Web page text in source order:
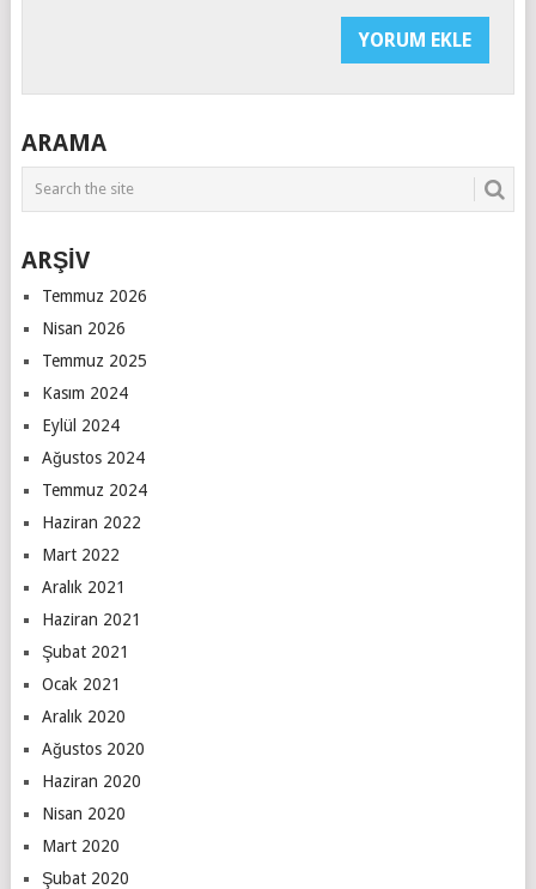
ARAMA
ARŞİV
Temmuz 2026
Nisan 2026
Temmuz 2025
Kasım 2024
Eylül 2024
Ağustos 2024
Temmuz 2024
Haziran 2022
Mart 2022
Aralık 2021
Haziran 2021
Şubat 2021
Ocak 2021
Aralık 2020
Ağustos 2020
Haziran 2020
Nisan 2020
Mart 2020
Şubat 2020